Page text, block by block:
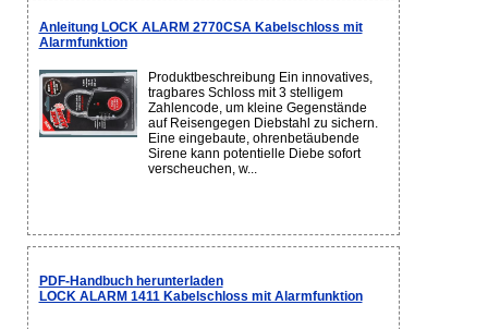
Anleitung LOCK ALARM 2770CSA Kabelschloss mit
Alarmfunktion
Produktbeschreibung Ein innovatives,
tragbares Schloss mit 3 stelligem
Zahlencode, um kleine Gegenstände
auf Reisengegen Diebstahl zu sichern.
Eine eingebaute, ohrenbetäubende
Sirene kann potentielle Diebe sofort
verscheuchen, w...
PDF-Handbuch herunterladen
LOCK ALARM 1411 Kabelschloss mit Alarmfunktion